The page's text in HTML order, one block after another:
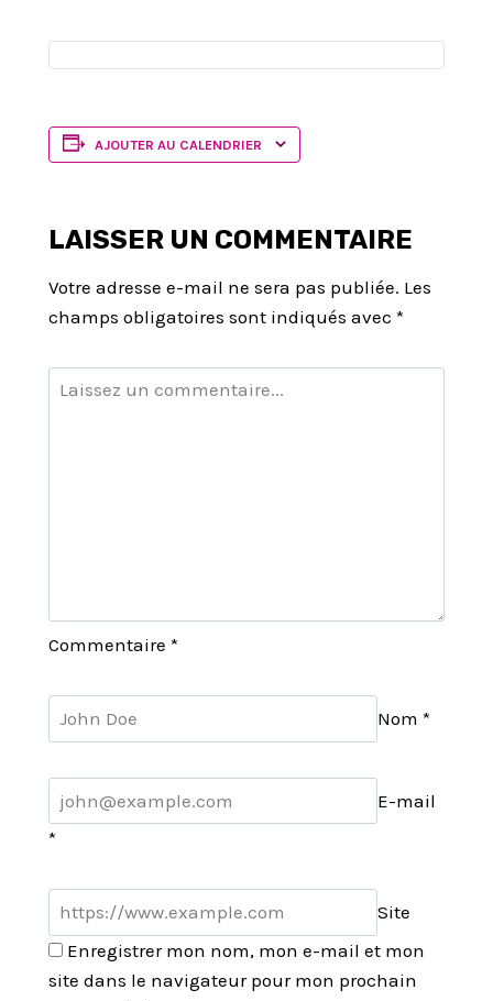
AJOUTER AU CALENDRIER
LAISSER UN COMMENTAIRE
Votre adresse e-mail ne sera pas publiée. Les
champs obligatoires sont indiqués avec *
Commentaire *
Nom *
E-mail
*
Site
Enregistrer mon nom, mon e-mail et mon
site dans le navigateur pour mon prochain